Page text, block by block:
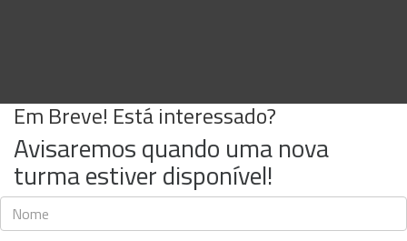
Em Breve! Está interessado?
Avisaremos quando uma nova
turma estiver disponível!